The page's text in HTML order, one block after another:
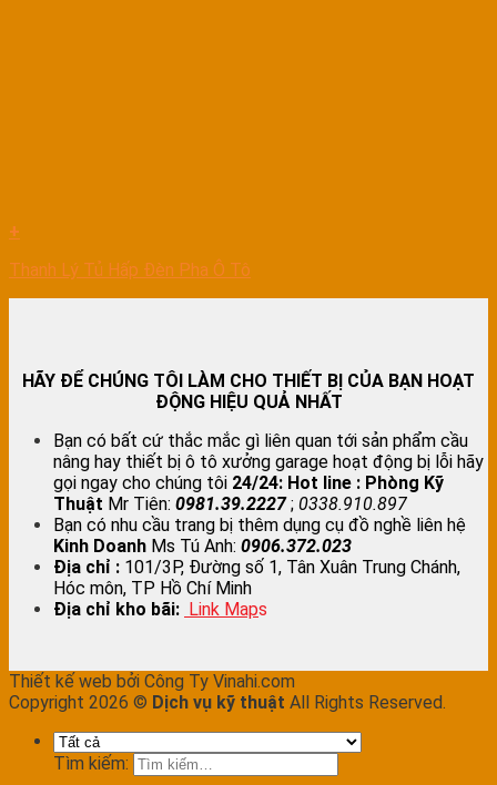
+
Thanh Lý Tủ Hấp Đèn Pha Ô Tô
HÃY ĐỂ CHÚNG TÔI LÀM CHO THIẾT BỊ CỦA BẠN HOẠT
ĐỘNG HIỆU QUẢ NHẤT
Bạn có bất cứ thắc mắc gì liên quan tới sản phẩm cầu
nâng hay thiết bị ô tô xưởng garage hoạt động bị lỗi hãy
gọi ngay cho chúng tôi 24/24: Hot line : Phòng Kỹ
Thuật Mr Tiên: 0981.39.2227; 0338.910.897
Bạn có nhu cầu trang bị thêm dụng cụ đồ nghề liên hệ
Kinh Doanh Ms Tú Anh: 0906.372.023
Địa chỉ : 101/3P, Đường số 1, Tân Xuân Trung Chánh,
Hóc môn, TP Hồ Chí Minh
Địa chỉ kho bãi: Link Maps
Thiết kế web bởi Công Ty Vinahi.com
Copyright 2026 © Dịch vụ kỹ thuật All Rights Reserved.
Tìm kiếm: